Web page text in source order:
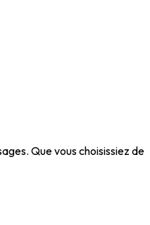
Que vous choisissiez de